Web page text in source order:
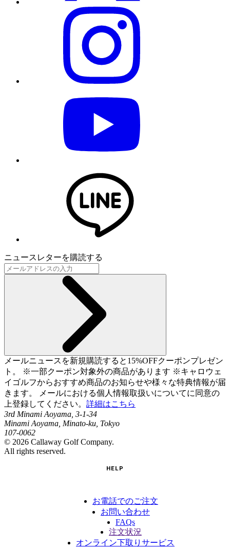
ニュースレターを購読する
メールニュースを新規購読すると15%OFFクーポンプレゼン
ト。 ※一部クーポン対象外の商品があります ※キャロウェ
イゴルフからおすすめ商品のお知らせや様々な特典情報が届
きます。 メールにおける個人情報取扱いについてに同意の
上登録してください。 詳細はこちら
3rd Minami Aoyama, 3-1-34
Minami Aoyama, Minato-ku, Tokyo
107-0062
© 2026 Callaway Golf Company.
All rights reserved.
HELP
お電話でのご注文
お問い合わせ
FAQs
注文状況
オンライン下取りサービス